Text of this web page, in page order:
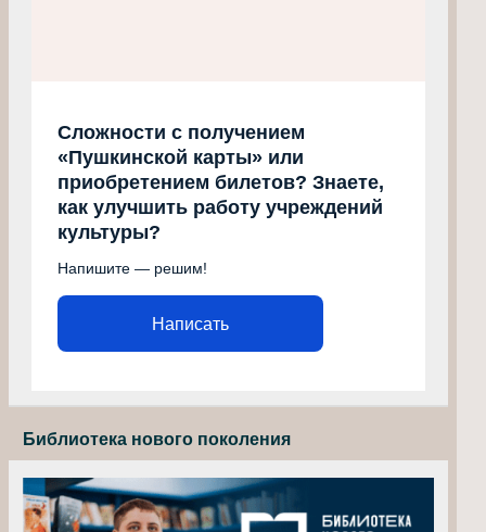
Сложности с получением
«Пушкинской карты» или
приобретением билетов? Знаете,
как улучшить работу учреждений
культуры?
Напишите — решим!
Написать
Библиотека нового поколения